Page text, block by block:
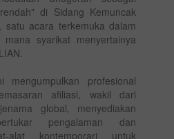
di Sidang Kemuncak
satu acara terkemuka dalam
syarikat menyertainya
mengumpulkan profesional
afiliasi, wakil dari
global, menyediakan
pengalaman dan
alat kontemporari untuk